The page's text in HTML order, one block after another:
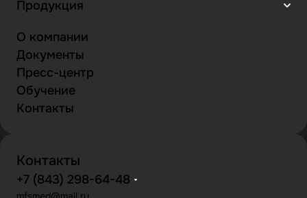
Продукция
О компании
Документы
Пресс-центр
Обучение
Контакты
Контакты
+7 (843) 298-64-48